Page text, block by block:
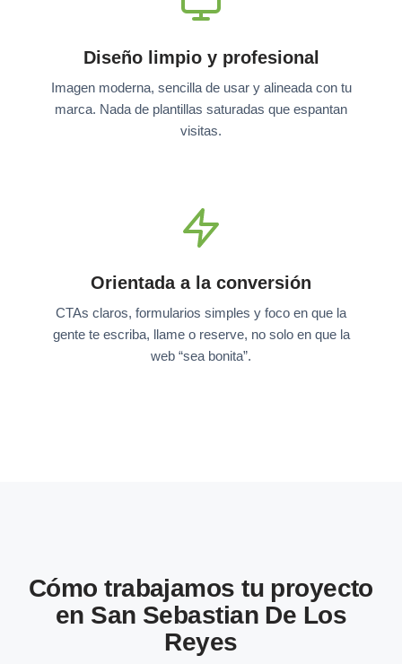
Diseño limpio y profesional
Imagen moderna, sencilla de usar y alineada con tu
marca. Nada de plantillas saturadas que espantan
visitas.
Orientada a la conversión
CTAs claros, formularios simples y foco en que la
gente te escriba, llame o reserve, no solo en que la
web “sea bonita”.
Cómo trabajamos tu proyecto
en San Sebastian De Los
Reyes